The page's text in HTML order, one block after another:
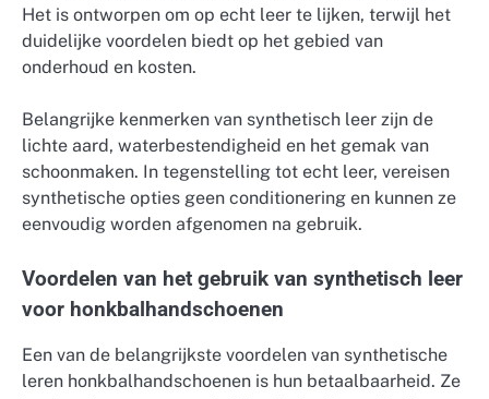
Het is ontworpen om op echt leer te lijken, terwijl het
duidelijke voordelen biedt op het gebied van
onderhoud en kosten.
Belangrijke kenmerken van synthetisch leer zijn de
lichte aard, waterbestendigheid en het gemak van
schoonmaken. In tegenstelling tot echt leer, vereisen
synthetische opties geen conditionering en kunnen ze
eenvoudig worden afgenomen na gebruik.
Voordelen van het gebruik van synthetisch leer
voor honkbalhandschoenen
Een van de belangrijkste voordelen van synthetische
leren honkbalhandschoenen is hun betaalbaarheid. Ze